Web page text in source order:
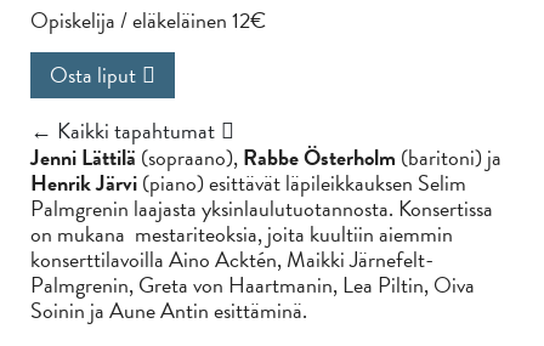
Opiskelija / eläkeläinen 12€
Osta liput
← Kaikki tapahtumat
Jenni Lättilä (sopraano),Rabbe Österholm (baritoni)ja
Henrik Järvi(piano) esittävät läpileikkauksen Selim
Palmgrenin laajasta yksinlaulutuotannosta. Konsertissa
on mukana mestariteoksia, joita kuultiin aiemmin
konserttilavoilla Aino Acktén, Maikki Järnefelt-
Palmgrenin, Greta von Haartmanin, Lea Piltin, Oiva
Soinin ja Aune Antin esittäminä.